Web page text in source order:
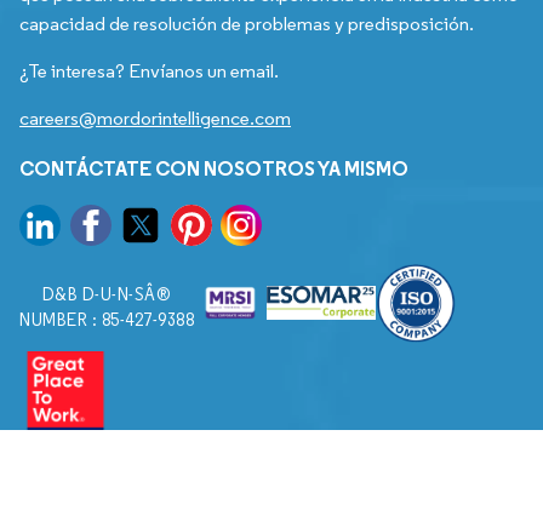
capacidad de resolución de problemas y predisposición.
¿Te interesa? Envíanos un email.
careers@mordorintelligence.com
CONTÁCTATE CON NOSOTROS YA MISMO
D&B D-U-N-SÂ®
NUMBER : 85-427-9388